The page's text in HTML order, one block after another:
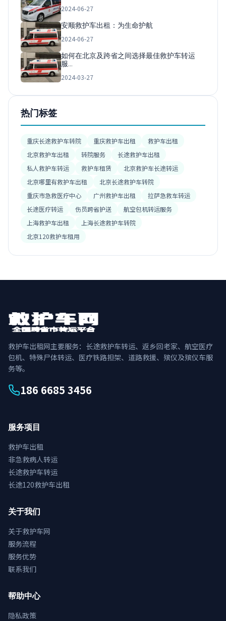
2024-06-27
安顺救护车出租：为生命护航
2024-06-27
如何在北京及跨省之间选择最佳救护车转运
服…
2024-03-27
热门标签
重庆长途救护车转院 重庆救护车出租
救护车出租
北京救护车出租
转院服务
长途救护车出租
私人救护车转运
救护车租赁
北京救护车长途转运
北京哪里有救护车出租
北京长途救护车转院
重庆市急救医疗中心
广州救护车出租
拉萨急救车转运
长途医疗转运
伤员跨省护送
航空包机转运服务
上海救护车出租
上海长途救护车转院
北京120救护车租用
救护车出租网主要服务：长途救护车转运、返乡回老家、航空医疗
包机、特殊尸体转运、医疗铁路担架、道路救援、殡仪及殡仪车服
务等。
186 6685 3456
服务项目
救护车出租
非急救病人转运
长途救护车转运
长途120救护车出租
关于我们
关于救护车网
服务流程
服务优势
联系我们
帮助中心
隐私政策